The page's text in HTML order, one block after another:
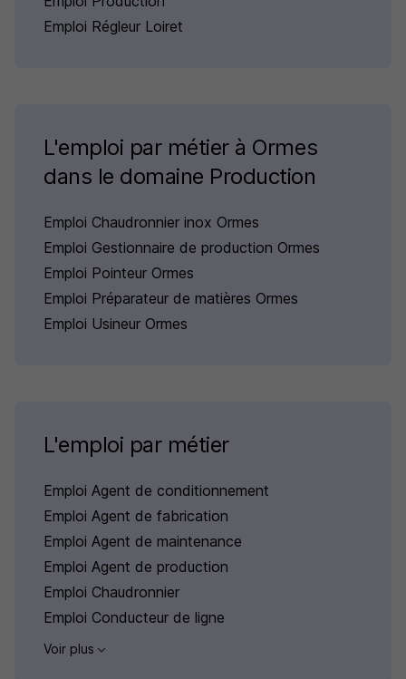
Emploi Régleur Loiret
L'emploi par métier à Ormes
dans le domaine Production
Emploi Chaudronnier inox Ormes
Emploi Gestionnaire de production Ormes
Emploi Pointeur Ormes
Emploi Préparateur de matières Ormes
Emploi Usineur Ormes
L'emploi par métier
Emploi Agent de conditionnement
Emploi Agent de fabrication
Emploi Agent de maintenance
Emploi Agent de production
Emploi Chaudronnier
Emploi Conducteur de ligne
Voir plus